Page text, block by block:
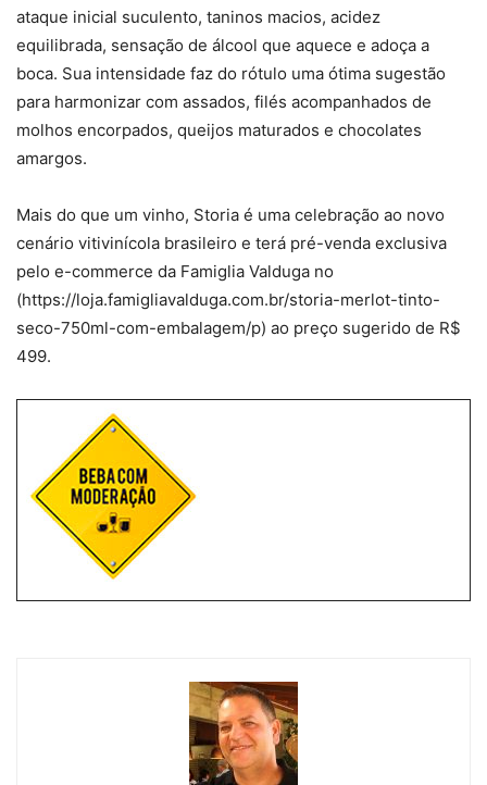
ataque inicial suculento, taninos macios, acidez
equilibrada, sensação de álcool que aquece e adoça a
boca. Sua intensidade faz do rótulo uma ótima sugestão
para harmonizar com assados, filés acompanhados de
molhos encorpados, queijos maturados e chocolates
amargos.
Mais do que um vinho, Storia é uma celebração ao novo
cenário vitivinícola brasileiro e terá pré-venda exclusiva
pelo e-commerce da Famiglia Valduga no
(https://loja.famigliavalduga.com.br/storia-merlot-tinto-
seco-750ml-com-embalagem/p) ao preço sugerido de R$
499.